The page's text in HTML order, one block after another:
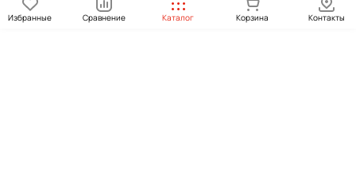
Избранные Сравнение Каталог Корзина Контакты